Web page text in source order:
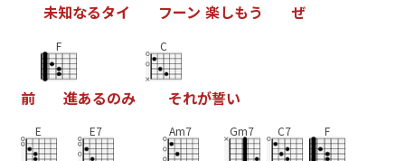
未知なるタイ フーン 楽しもう ぜ
前
F
進あるのみ
C
それが誓い
E E7 Am7 Gm7 C7 F